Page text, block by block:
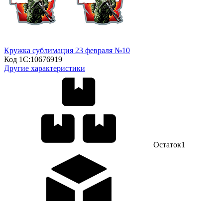
Кружка сублимация 23 февраля №10
Код 1С:10676919
Другие характеристики
Остаток1